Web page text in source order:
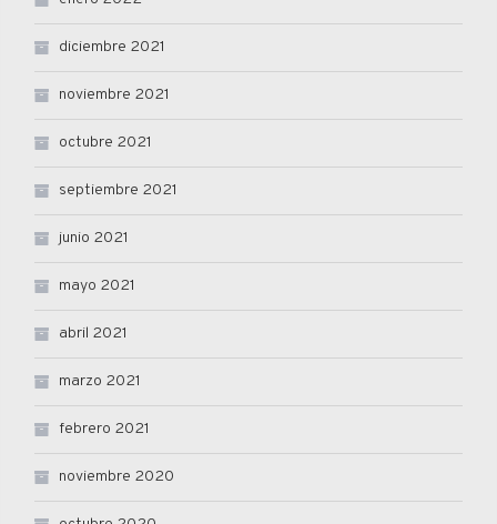
diciembre 2021
noviembre 2021
octubre 2021
septiembre 2021
junio 2021
mayo 2021
abril 2021
marzo 2021
febrero 2021
noviembre 2020